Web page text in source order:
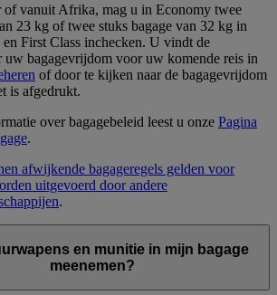
of vanuit Afrika, mag u in Economy twee
23 kg of twee stuks bagage van 32 kg in
en First Class inchecken. U vindt de
uw bagagevrijdom voor uw komende reis in
of door te kijken naar de bagagevrijdom
is afgedrukt.
over bagagebeleid leest u onze Pagina
.
afwijkende bagageregels gelden voor
uitgevoerd door andere
.
en munitie in mijn bagage
meenemen?